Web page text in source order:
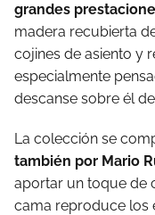
grandes
madera recubierta
cojines de asiento y
especialmente
descanse sobre él
La colección se
también por Mario
aportar un toque de
cama reproduce los